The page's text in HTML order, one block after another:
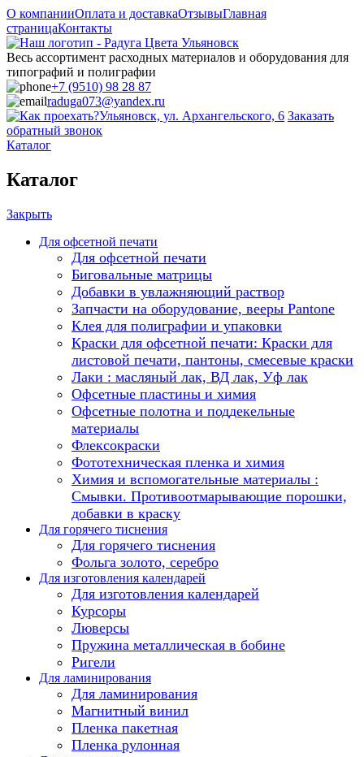
О компанииОплата и доставкаОтзывыГлавная
страницаКонтакты
Весь ассортимент расходных материалов и оборудования для
типографий и полиграфии
+7 (9510) 98 28 87
raduga073@yandex.ru
Ульяновск, ул. Архангельского, 6 Заказать
обратный звонок
Каталог
Каталог
Закрыть
Для офсетной печати
Для офсетной печати
Биговальные матрицы
Добавки в увлажняющий раствор
Запчасти на оборудование, вееры Pantone
Клея для полиграфии и упаковки
Краски для офсетной печати: Краски для
листовой печати, пантоны, смесевые краски
Лаки : масляный лак, ВД лак, Уф лак
Офсетные пластины и химия
Офсетные полотна и поддекельные
материалы
Флексокраски
Фототехническая пленка и химия
Химия и вспомогательные материалы :
Смывки. Противоотмарывающие порошки,
добавки в краску
Для горячего тиснения
Для горячего тиснения
Фольга золото, серебро
Для изготовления календарей
Для изготовления календарей
Курсоры
Люверсы
Пружина металлическая в бобине
Ригели
Для ламинирования
Для ламинирования
Магнитный винил
Пленка пакетная
Пленка рулонная